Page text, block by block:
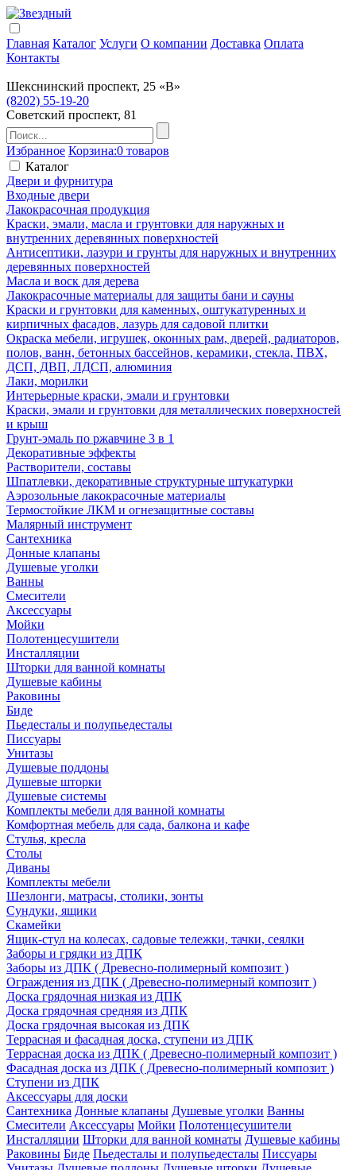
Главная Каталог Услуги О компании Доставка Оплата
Контакты
Шекснинский проспект, 25 «В»
(8202) 55-19-20
Советский проспект, 81
Избранное Корзина:0 товаров
Каталог
Двери и фурнитура
Входные двери
Лакокрасочная продукция
Краски, эмали, масла и грунтовки для наружных и
внутренних деревянных поверхностей
Антисептики, лазури и грунты для наружных и внутренних
деревянных поверхностей
Масла и воск для дерева
Лакокрасочные материалы для защиты бани и сауны
Краски и грунтовки для каменных, оштукатуренных и
кирпичных фасадов, лазурь для садовой плитки
Окраска мебели, игрушек, оконных рам, дверей, радиаторов,
полов, ванн, бетонных бассейнов, керамики, стекла, ПВХ,
ДСП, ДВП, ЛДСП, алюминия
Лаки, морилки
Интерьерные краски, эмали и грунтовки
Краски, эмали и грунтовки для металлических поверхностей
и крыш
Грунт-эмаль по ржавчине 3 в 1
Декоративные эффекты
Растворители, составы
Шпатлевки, декоративные структурные штукатурки
Аэрозольные лакокрасочные материалы
Термостойкие ЛКМ и огнезащитные составы
Малярный инструмент
Сантехника
Донные клапаны
Душевые уголки
Ванны
Смесители
Аксессуары
Мойки
Полотенцесушители
Инсталляции
Шторки для ванной комнаты
Душевые кабины
Раковины
Биде
Пьедесталы и полупьедесталы
Писсуары
Унитазы
Душевые поддоны
Душевые шторки
Душевые системы
Комплекты мебели для ванной комнаты
Комфортная мебель для сада, балкона и кафе
Стулья, кресла
Столы
Диваны
Комплекты мебели
Шезлонги, матрасы, столики, зонты
Сундуки, ящики
Скамейки
Ящик-стул на колесах, садовые тележки, тачки, сеялки
Заборы и грядки из ДПК
Заборы из ДПК ( Древесно-полимерный композит )
Ограждения из ДПК ( Древесно-полимерный композит )
Доска грядочная низкая из ДПК
Доска грядочная средняя из ДПК
Доска грядочная высокая из ДПК
Террасная и фасадная доска, ступени из ДПК
Террасная доска из ДПК ( Древесно-полимерный композит )
Фасадная доска из ДПК ( Древесно-полимерный композит )
Ступени из ДПК
Аксессуары для доски
Сантехника Донные клапаны Душевые уголки Ванны
Смесители Аксессуары Мойки Полотенцесушители
Инсталляции Шторки для ванной комнаты Душевые кабины
Раковины Биде Пьедесталы и полупьедесталы Писсуары